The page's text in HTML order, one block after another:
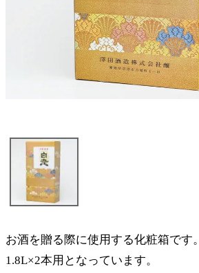
お酒を贈る際に使用する化粧箱です。
1.8L×2本用となっています。